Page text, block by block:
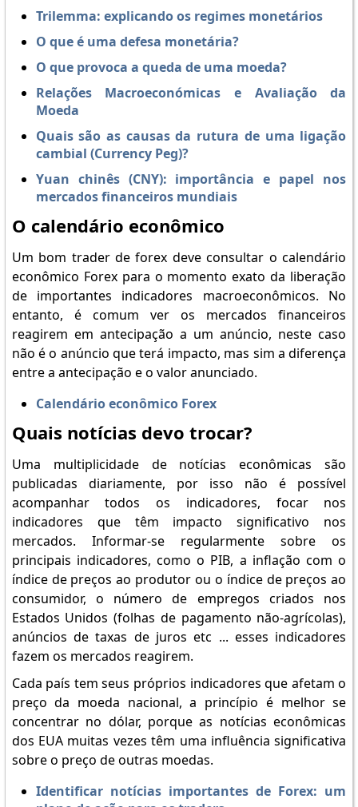
Trilemma: explicando os regimes monetários
O que é uma defesa monetária?
O que provoca a queda de uma moeda?
Relações Macroeconómicas e Avaliação da
Moeda
Quais são as causas da rutura de uma ligação
cambial (Currency Peg)?
Yuan chinês (CNY): importância e papel nos
mercados financeiros mundiais
O calendário econômico
Um bom trader de forex deve consultar o calendário
econômico Forex para o momento exato da liberação
de importantes indicadores macroeconômicos. No
entanto, é comum ver os mercados financeiros
reagirem em antecipação a um anúncio, neste caso
não é o anúncio que terá impacto, mas sim a diferença
entre a antecipação e o valor anunciado.
Calendário econômico Forex
Quais notícias devo trocar?
Uma multiplicidade de notícias econômicas são
publicadas diariamente, por isso não é possível
acompanhar todos os indicadores, focar nos
indicadores que têm impacto significativo nos
mercados. Informar-se regularmente sobre os
principais indicadores, como o PIB, a inflação com o
índice de preços ao produtor ou o índice de preços ao
consumidor, o número de empregos criados nos
Estados Unidos (folhas de pagamento não-agrícolas),
anúncios de taxas de juros etc ... esses indicadores
fazem os mercados reagirem.
Cada país tem seus próprios indicadores que afetam o
preço da moeda nacional, a princípio é melhor se
concentrar no dólar, porque as notícias econômicas
dos EUA muitas vezes têm uma influência significativa
sobre o preço de outras moedas.
Identificar notícias importantes de Forex: um